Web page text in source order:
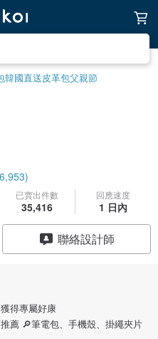
韓國直送皮革包父親節
已賣出件數
35,416
回應速度
1 日內
聯絡設計師
得專屬好康
薦 🔎筆電包、手機殼、掛繩夾片